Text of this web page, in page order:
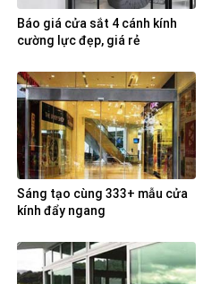
Báo giá cửa sắt 4 cánh kính
cường lực đẹp, giá rẻ
Sáng tạo cùng 333+ mẫu cửa
kính đẩy ngang